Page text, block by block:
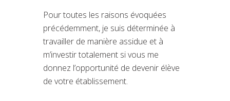
Pour toutes les raisons évoquées
précédemment, je suis déterminée à
travailler de manière assidue et à
m’investir totalement si vous me
donnez l’opportunité de devenir élève
de votre établissement.